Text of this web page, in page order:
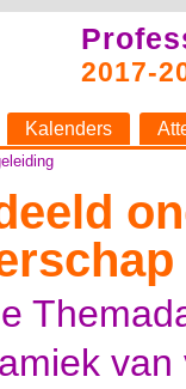
2017-
Kalenders
van